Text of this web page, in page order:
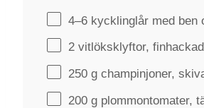
4–6 kycklinglår med ben
2 vitlöksklyftor,
250 g champinjoner,
200 g plommontomater,